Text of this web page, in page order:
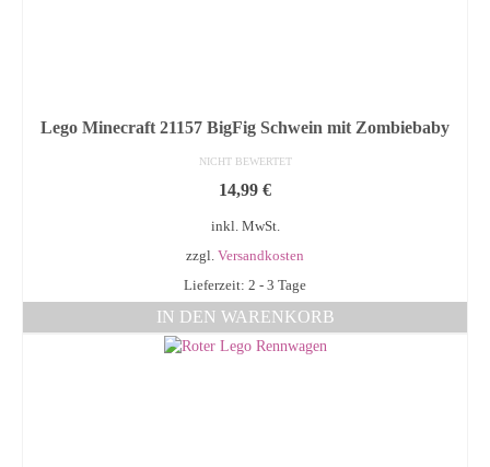
Lego Minecraft 21157 BigFig Schwein mit Zombiebaby
NICHT BEWERTET
14,99 €
inkl. MwSt.
zzgl. Versandkosten
Lieferzeit: 2 - 3 Tage
IN DEN WARENKORB